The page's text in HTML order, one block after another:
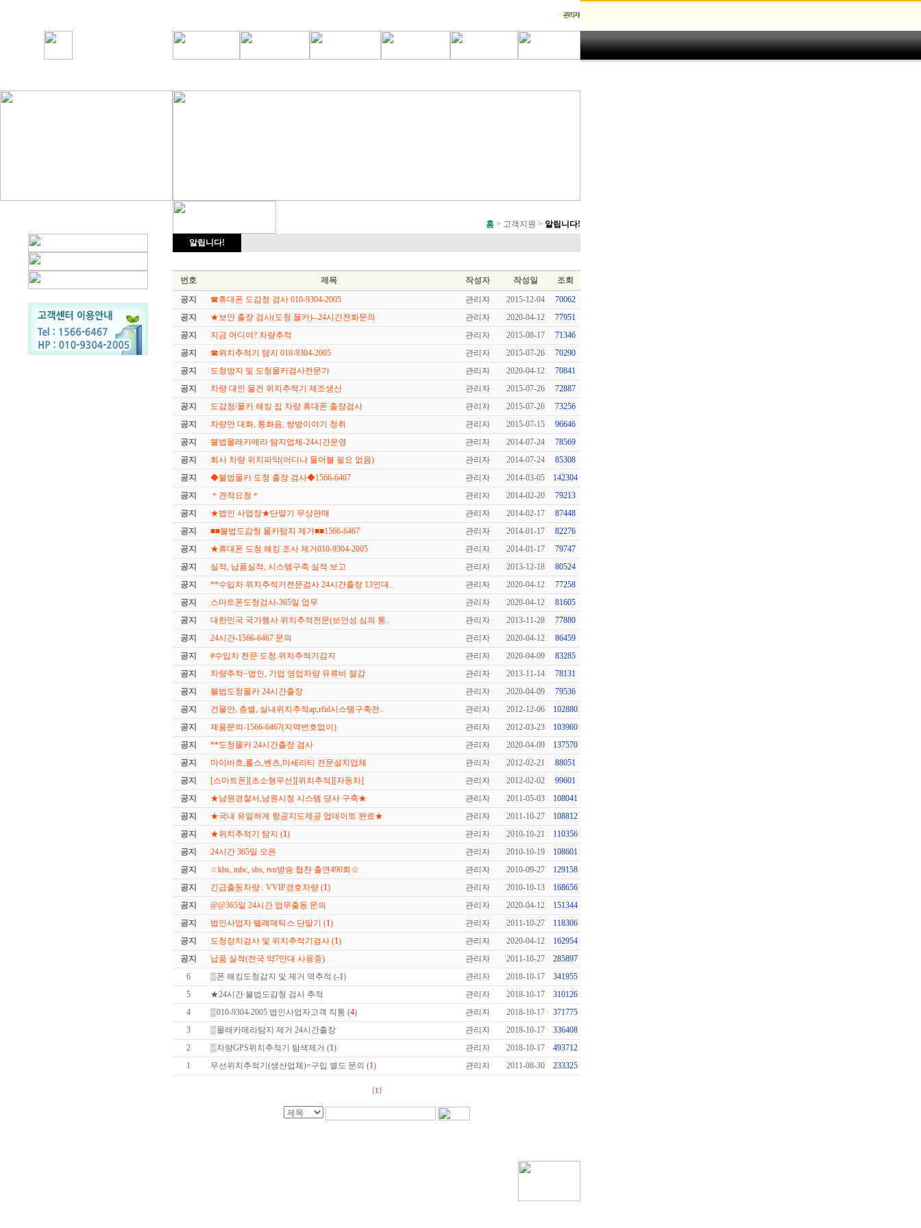
홈 > 고객지원 > 알립니다!
알립니다!
번호 제목 작성자 작성일
조회
공지
☎휴대폰 도감청 검사 010-9304-2005 관리자 2015-12-04
70062
공지
★보안 출장 검사(도청.몰카)--24시간전화문의 관리자 2020-04-12
77951
공지
지금 어디야? 차량추적 관리자 2015-08-17
71346
공지
☎위치추적기 탐지 010-9304-2005 관리자 2015-07-26
70290
공지
도청방지 및 도청몰카검사전문가 관리자 2020-04-12
70841
공지
차량 대인 물건 위치추적기 제조생산 관리자 2015-07-26
72887
공지
도감청/몰카.해킹 집 차량 휴대폰 출장검사 관리자 2015-07-26
73256
공지
차량안 대화, 통화음, 쌍방이야기 청취 관리자 2015-07-15
96646
공지
불법몰래카메라 탐지업체-24시간운영 관리자 2014-07-24
78569
공지
회사 차량 위치파악(어디냐 물어볼 필요 없음) 관리자 2014-07-24
85308
공지
◆불법몰카 도청 출장 검사◆1566-6467 관리자 2014-03-05
142304
공지
＊견적요청＊ 관리자 2014-02-20
79213
공지
★법인 사업장★단말기 무상판매 관리자 2014-02-17
87448
공지
■■불법도감청 몰카탐지 제거■■1566-6467 관리자 2014-01-17
82276
공지
★휴대폰 도청 해킹 조사 제거010-9304-2005 관리자 2014-01-17
79747
공지
실적, 납품실적, 시스템구축 실적 보고 관리자 2013-12-18
80524
공지
**수입차 위치추적기전문검사 24시간출장 13인대.. 관리자 2020-04-12
77258
공지
스마트폰도청검사-365일 업무 관리자 2020-04-12
81605
공지
대한민국 국가행사 위치추적전문(보안성 심의 통.. 관리자 2013-11-28
77880
공지
24시간-1566-6467 문의 관리자 2020-04-12
86459
공지
#수입차 전문 도청.위치추적기감지 관리자 2020-04-09
83285
공지
차량추적~법인, 기업 영업차량 유류비 절감 관리자 2013-11-14
78131
공지
불법도청몰카 24시간출장 관리자 2020-04-09
79536
공지
건물안, 층별, 실내위치추적ap,rfid시스템구축전.. 관리자 2012-12-06
102880
공지
제품문의-1566-6467(지역번호없이) 관리자 2012-03-23
103960
공지
**도청몰카 24시간출장 검사 관리자 2020-04-09
137570
공지
마이바흐,롤스,벤츠,마세라티 전문설치업체 관리자 2012-02-21
88051
공지
[스마트폰][초소형무선][위치추적][자동차] 관리자 2012-02-02
99601
공지
★남원경찰서,남원시청 시스템 당사 구축★ 관리자 2011-05-03
108041
공지
★국내 유일하게 항공지도제공 업데이트 완료★ 관리자 2011-10-27
108812
공지
★위치추적기 탐지 (1) 관리자 2010-10-21
110356
공지
24시간 365일 오픈 관리자 2010-10-19
108601
공지
☆kbs, mbc, sbs, tvn방송 협찬 출연490회☆ 관리자 2010-09-27
129158
공지
긴급출동차량 . VVIP경호차량 (1) 관리자 2010-10-13
168656
공지
@@365일 24시간 업무출동 문의 관리자 2020-04-12
151344
공지
법인사업자 텔레매틱스 단말기 (1) 관리자 2011-10-27
118306
공지
도청장치검사 및 위치추적기검사 (1) 관리자 2020-04-12
162954
공지
납품 실적(전국 약7만대 사용중) 관리자 2011-10-27
285897
6
▒폰 해킹도청감지 및 제거 역추적 (-1) 관리자 2018-10-17
341955
5
★24시간 불법도감청 검사 추적 관리자 2018-10-17
310126
4
▒010-9304-2005 법인사업자고객 직통 (4) 관리자 2018-10-17
371775
3
▒몰래카메라탐지 제거 24시간출장 관리자 2018-10-17
336408
2
▒차량GPS위치추적기 탐색제거 (1) 관리자 2018-10-17
493712
1
무선위치추적기(생산업체)=구입 별도 문의 (1) 관리자 2011-08-30 233325
[1]